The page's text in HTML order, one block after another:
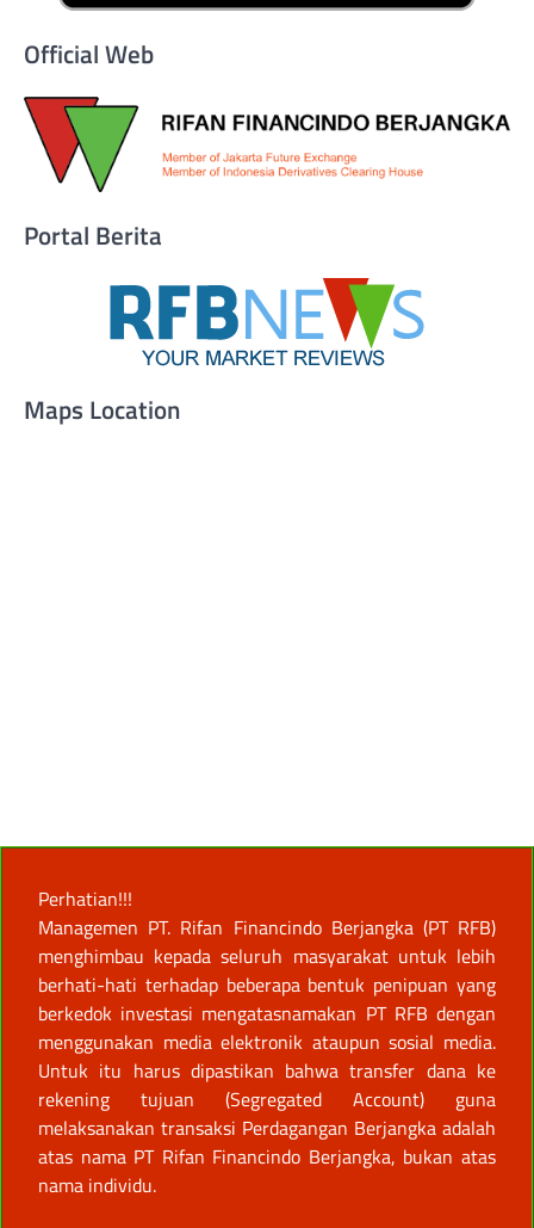
Official Web
Portal Berita
Maps Location
Perhatian!!!
Managemen PT. Rifan Financindo Berjangka (PT RFB)
menghimbau kepada seluruh masyarakat untuk lebih
berhati-hati terhadap beberapa bentuk penipuan yang
berkedok investasi mengatasnamakan PT RFB dengan
menggunakan media elektronik ataupun sosial media.
Untuk itu harus dipastikan bahwa transfer dana ke
rekening tujuan (Segregated Account) guna
melaksanakan transaksi Perdagangan Berjangka adalah
atas nama PT Rifan Financindo Berjangka, bukan atas
nama individu.